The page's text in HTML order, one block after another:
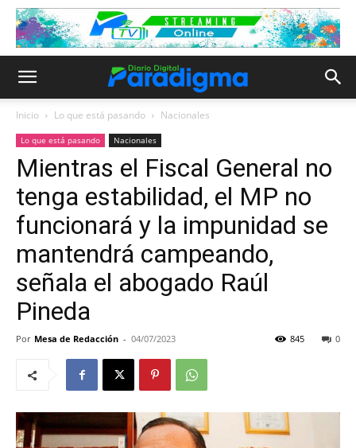
Inicio Lo que está pasando Nacionales
Lo que está pasando Nacionales
Mientras el Fiscal General no
tenga estabilidad, el MP no
funcionará y la impunidad se
mantendrá campeando,
señala el abogado Raúl
Pineda
Por Mesa de Redacción - 04/07/2023 0
845